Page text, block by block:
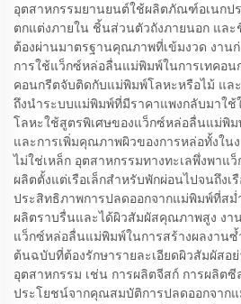
อุตสาหกรรมยานยนต์ใช้ผลิตภัณฑ์อเนกป
ตกแต่งภายใน ชิ้นส่วนตัวถังภายนอก และ
ต้องผ่านมาตรฐานคุณภาพที่เข้มงวด งาน
การใช้แว็กซ์หล่อลื่นแม่พิมพ์ในการเทคอน
คอนกรีตจับติดกับแม่พิมพ์โลหะหรือไม้ แล
ถึงนำระบบแม่พิมพ์ที่มีราคาแพงกลับมาใช้
โลหะใช้สูตรพิเศษของแว็กซ์หล่อลื่นแม่พิม
และการเพิ่มคุณภาพผิวของการหล่อทั้งใน
ไม่ใช่เหล็ก อุตสาหกรรมทางทะเลพึ่งพาแ
ผลิตตั้งแต่เรือเล็กสำหรับพักผ่อนไปจนถึง
ประสิทธิภาพการปลดออกจากแม่พิมพ์ที่สม่
ผลิตราบรื่นและได้ผิวสัมผัสคุณภาพสูง งา
แว็กซ์หล่อลื่นแม่พิมพ์ในการสร้างผลงานซ้
ต้นฉบับที่ต้องรักษารายละเอียดผิวสัมผัสอ
อุตสาหกรรม เช่น การผลิตจีสก์ การผลิต
ประโยชน์จากคุณสมบัติการปลดออกจาก